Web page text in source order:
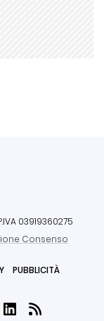
03919360275
Consenso
PUBBLICITÀ